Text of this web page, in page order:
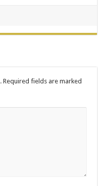
Required fields are marked